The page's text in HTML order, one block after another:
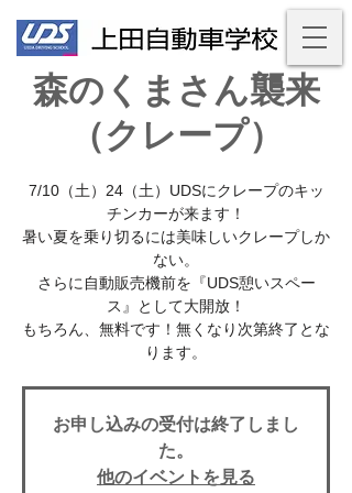
森のくまさん襲来
（クレープ）
7/10（土）24（土）UDSにクレープのキッ
チンカーが来ます！
暑い夏を乗り切るには美味しいクレープしか
ない。
さらに自動販売機前を『UDS憩いスペー
ス』として大開放！
もちろん、無料です！無くなり次第終了とな
ります。
お申し込みの受付は終了しまし
た。
他のイベントを見る